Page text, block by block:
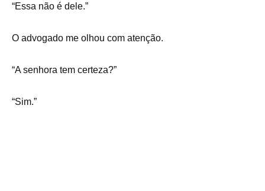
“Essa não é dele.”
O advogado me olhou com atenção.
“A senhora tem certeza?”
“Sim.”